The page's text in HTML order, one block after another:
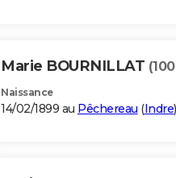
Marie BOURNILLAT
Naissance
14/02/1899 au Pêchereau (Indre)